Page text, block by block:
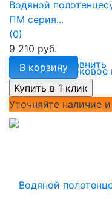
избранное сравнить
Водяной
ПМ серия...
(0)
9 210 руб.
В корзину
Уточняйте наличие